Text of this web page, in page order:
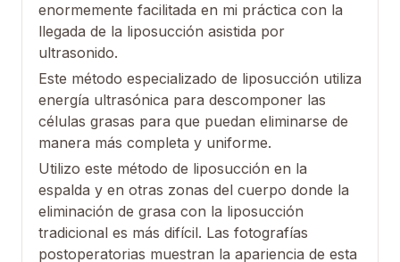
enormemente facilitada en mi práctica con la
llegada de la liposucción asistida por
ultrasonido.
Este método especializado de liposucción utiliza
energía ultrasónica para descomponer las
células grasas para que puedan eliminarse de
manera más completa y uniforme.
Utilizo este método de liposucción en la
espalda y en otras zonas del cuerpo donde la
eliminación de grasa con la liposucción
tradicional es más difícil. Las fotografías
postoperatorias muestran la apariencia de esta